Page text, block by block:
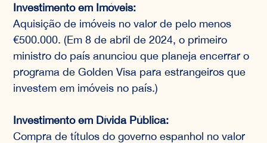
Investimento em Imóveis:
Aquisição de imóveis no valor de pelo menos
€500.000. (Em 8 de abril de 2024, o primeiro
ministro do país anunciou que planeja encerrar o
programa de Golden Visa para estrangeiros que
investem em imóveis no país.)
Investimento em Dívida Pública:
Compra de títulos do governo espanhol no valor